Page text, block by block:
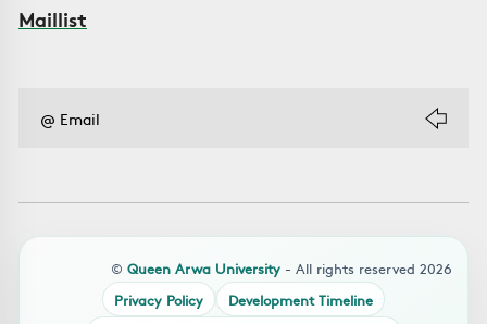
Maillist
© Queen Arwa University - All rights reserved 2026
Privacy Policy
Development Timeline